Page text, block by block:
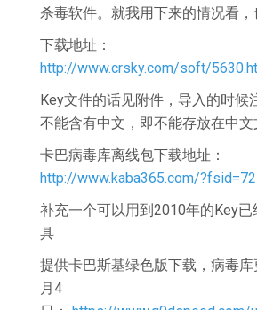
杀毒软件。就我用下来的情况看，
下载地址：
http://www.crsky.com/soft/
Key文件的话见附件，导入的时候
不能含有中文，即不能存放在中文
卡巴病毒库离线包下载地址：
http://www.kaba365.com/?fsid=72
补充一个可以用到2010年的Key
具
提供卡巴斯基绿色版下载，病毒
月4